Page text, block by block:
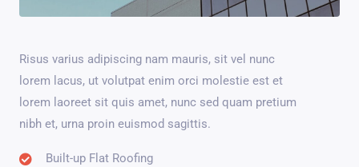
Risus varius adipiscing nam mauris, sit vel nunc
lorem lacus, ut volutpat enim orci molestie est et
lorem laoreet sit quis amet, nunc sed quam pretium
nibh et, urna proin euismod sagittis.
Built-up Flat Roofing